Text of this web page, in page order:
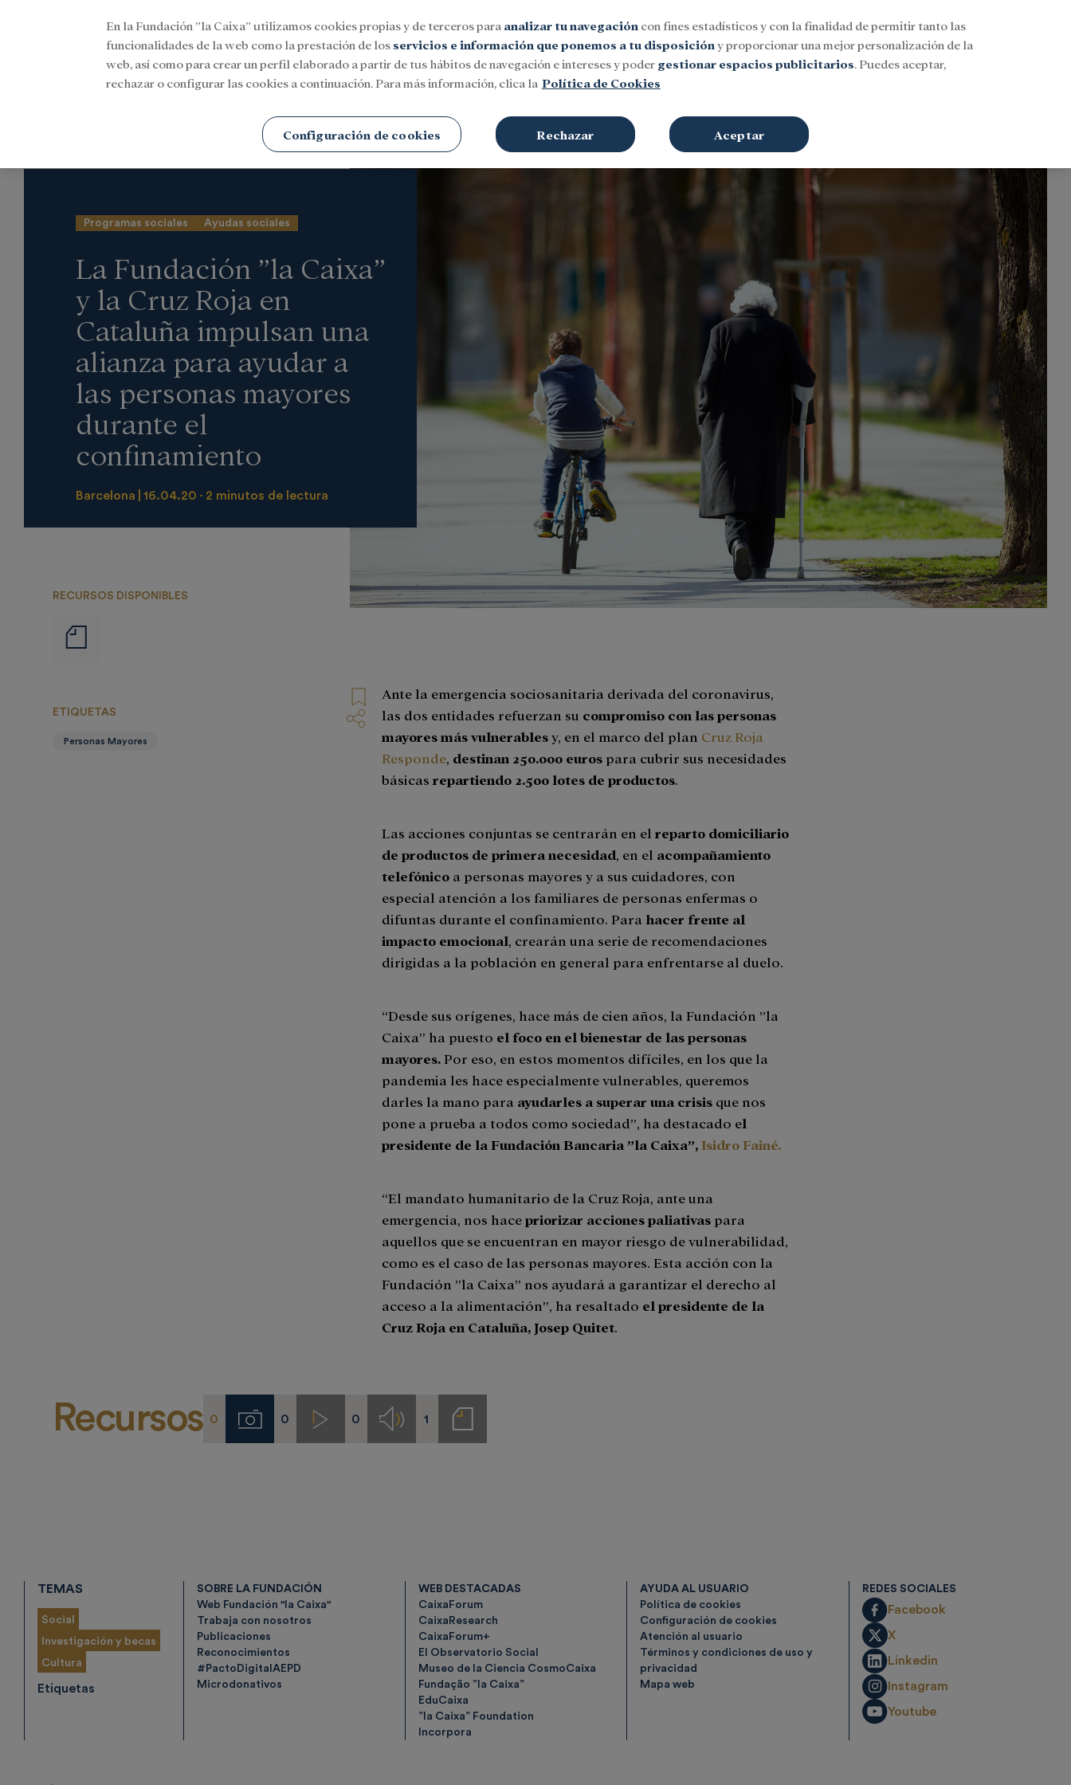
Iniciar sesión Buscar
SocialInvestigación y becasCultura
Programas sociales Ayudas sociales
La Fundación ”la Caixa”
y la Cruz Roja en
Cataluña impulsan una
alianza para ayudar a
las personas mayores
durante el
confinamiento
Barcelona 16.04.20 2 minutos de lectura
RECURSOS DISPONIBLES
de
Ante la emergencia sociosanitaria derivada del coronavirus,
las dos entidades refuerzan su compromiso con las personas
mayores más vulnerablesy, en el marco del plan Cruz Roja
Responde destinan 250.000 euros para cubrir sus necesidades
básicasrepartiendo 2.500 lotes de productos
Las acciones conjuntas se centrarán en elreparto domiciliario
de productos de primera necesidad , en el acompañamiento
telefónico a personas mayores y a sus cuidadores, con
especial atención a los familiares de personas enfermas o
difuntas durante el confinamiento. Para hacer frente al
impacto emocional , crearán una serie de recomendaciones
dirigidas a la población en general para enfrentarse al duelo.
“Desde sus orígenes, hace más de cien años, la Fundación ”la
Caixa” ha puesto el foco en el bienestar de las personas
mayores.Por eso, en estos momentos difíciles, en los que la
pandemia les hace especialmente vulnerables, queremos
darles la mano para ayudarles a superar una crisis que nos
pone a prueba a todos como sociedad”, ha destacado el
presidente de la Fundación Bancaria ”la Caixa”,Isidro Fainé.
“El mandato humanitario de la Cruz Roja, ante una
emergencia, nos hacepriorizar acciones paliativas para
aquellos que se encuentran en mayor riesgo de vulnerabilidad,
como es el caso de las personas mayores. Esta acción con la
Fundación ”la Caixa” nos ayudará a garantizar el derecho al
acceso a la alimentación”, ha resaltado el presidente de la
Cruz Roja en Cataluña, Josep Quitet
ETIQUETAS
Personas Mayores
Recursos 0 Imágenes
0 Videos0 Audios
1
Notas
de
TEMAS
Social
Investigación y becas
Cultura
Etiquetas
SOBRE LA FUNDACIÓN
Web Fundación "la Caixa"
Trabaja con nosotros
Publicaciones
Reconocimientos
#PactoDigitalAEPD
Microdonativos
WEB DESTACADAS
CaixaForum
CaixaResearch
CaixaForum+
El Observatorio Social
Museo de la Ciencia CosmoCaixa
Fundação ”la Caixa”
EduCaixa
”la Caixa” Foundation
Incorpora
AYUDA AL USUARIO
Política de cookies
Configuración de cookies
Atención al usuario
Términos y condiciones de uso y
privacidad
Mapa web
REDES SOCIALES
Facebook
X
Linkedin
Instagram
Youtube
En la Fundación ”la Caixa” utilizamos cookies propias y de terceros para analizar tu navegación con fines estadísticos y con la finalidad de permitir tanto las
funcionalidades de la web como la prestación de los servicios e información que ponemos a tu disposición y proporcionar una mejor personalización de la
web, así como para crear un perfil elaborado a partir de tus hábitos de navegación e intereses y poder gestionar espacios publicitarios. Puedes aceptar,
rechazar o configurar las cookies a continuación. Para más información, clica la Política de Cookies
Configuración de cookies Rechazar Aceptar